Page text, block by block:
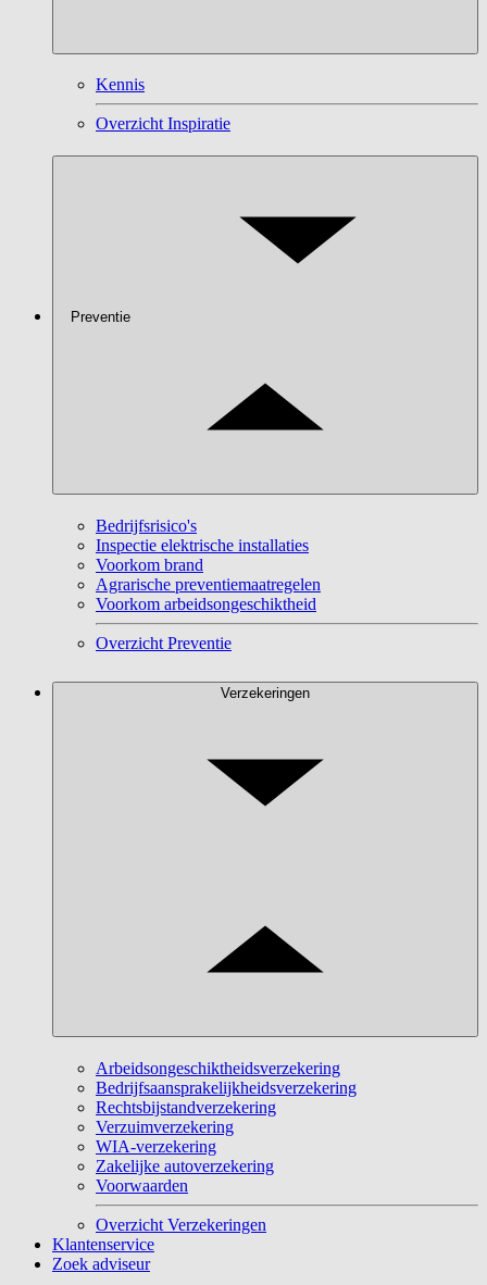
Kennis
Overzicht Inspiratie
Preventie
Bedrijfsrisico's
Inspectie elektrische installaties
Voorkom brand
Agrarische preventiemaatregelen
Voorkom arbeidsongeschiktheid
Overzicht Preventie
Verzekeringen
Arbeidsongeschiktheidsverzekering
Bedrijfsaansprakelijkheidsverzekering
Rechtsbijstandverzekering
Verzuimverzekering
WIA-verzekering
Zakelijke autoverzekering
Voorwaarden
Overzicht Verzekeringen
Klantenservice
Zoek adviseur